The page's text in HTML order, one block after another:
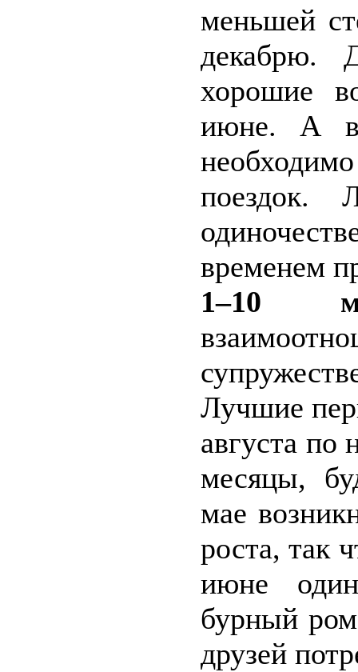
меньшей
декабрю.
хорошие
июне. А
поездок.
временем
1–10
Лучшие
августа по
месяцы,
мае
роста, так
июне
бурный
друзей